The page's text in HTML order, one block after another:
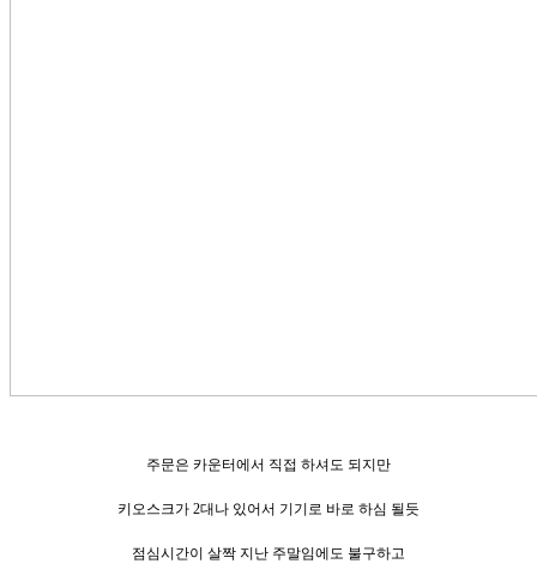
주문은 카운터에서 직접 하셔도 되지만
키오스크가 2대나 있어서 기기로 바로 하심 될듯
점심시간이 살짝 지난 주말임에도 불구하고